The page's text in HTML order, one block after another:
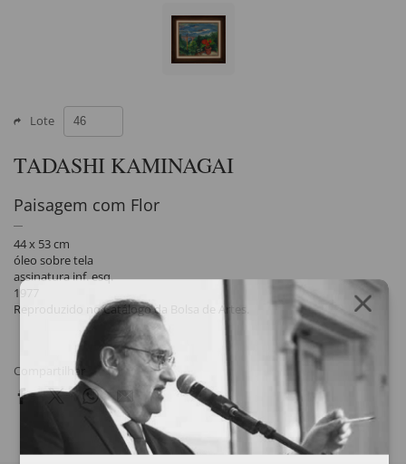
Lote
TADASHI KAMINAGAI
Paisagem com Flor
44 x 53 cm
óleo sobre tela
assinatura inf. esq.
1977
Reproduzido no Catálogo da Bolsa de Artes.
Compartilhar